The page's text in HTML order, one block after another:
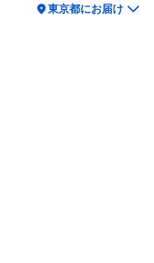
location_on東京都にお届け